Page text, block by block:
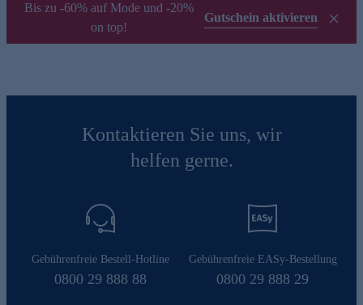
Bis zu -60% auf Mode und -20%
on top!
Gutschein aktivieren
Kontaktieren Sie uns, wir
helfen gerne.
Gebührenfreie Bestell-Hotline
0800 29 888 88
Gebührenfreie EASy-Bestellung
0800 29 888 29